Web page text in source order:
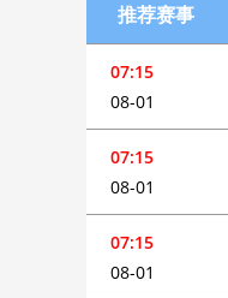
推荐赛事
07:15
08-01
07:15
08-01
07:15
08-01